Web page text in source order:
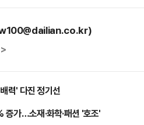
력' 다진 정기선
가…소재·화학·패션 '호조'